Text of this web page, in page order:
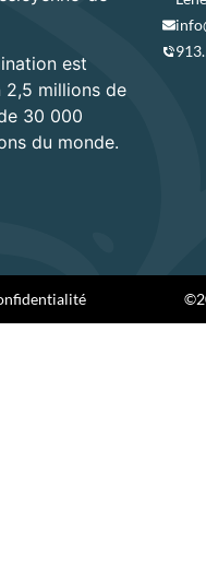
est
2,5 millions de
30 000
du monde.